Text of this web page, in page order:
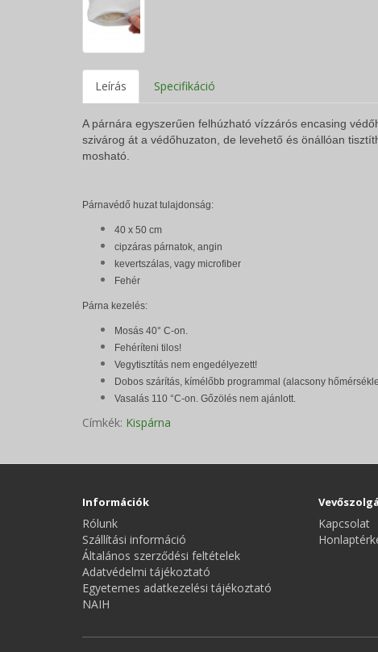
Leírás Specifikáció
A párnára egyszerűen felhúzható vízzárós encasing
szivárog át a védőhuzaton, de levehető és önállóan
mosható.
Párnavédő huzat tulajdonság:
40 x 50 cm
cipzáras párnatok, angin
kevertszálas, vagy microfiber
Fehér
Párna kezelés:
Mosás 40° C-on.
Fehéríteni tilos!
Vegytisztítás nem engedélyezett!
Dobos szárítás, kímélőbb programmal (alacsony
Vasalás 110 °C-on. Gőzölés nem ajánlott.
Címkék: Kispárna
Információk
Rólunk
Szállítási információ
Általános szerződési feltételek
Adatvédelmi tájékoztató
Egyetemes adatkezelési tájékoztató
NAIH
Kapcsolat